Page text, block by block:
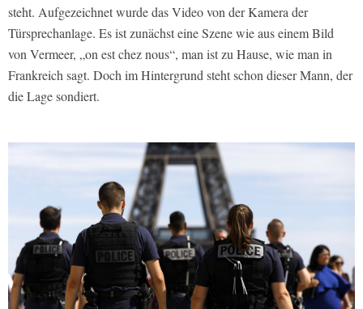
steht. Aufgezeichnet wurde das Video von der Kamera der
Türsprechanlage. Es ist zunächst eine Szene wie aus einem Bild
von Vermeer, „on est chez nous“, man ist zu Hause, wie man in
Frankreich sagt. Doch im Hintergrund steht schon dieser Mann, der
die Lage sondiert.